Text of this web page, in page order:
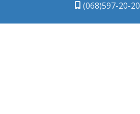
(068)597-20-20